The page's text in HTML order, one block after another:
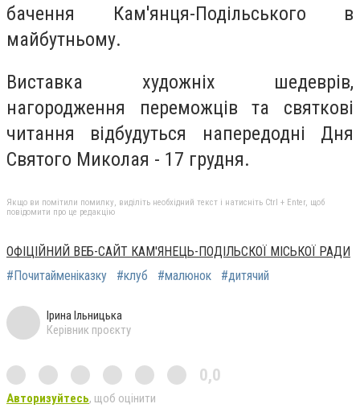
бачeння Кам'янця-Подільського в
майбутньому.
Виставка художніх шедеврів,
нагородження переможців та святкові
читання відбудуться напередодні Дня
Святого Миколая - 17 грудня.
Якщо ви помітили помилку, виділіть необхідний текст і натисніть Ctrl + Enter, щоб
повідомити про це редакцію
ОФІЦІЙНИЙ ВЕБ-САЙТ КАМ'ЯНЕЦЬ-ПОДІЛЬСКОЇ МІСЬКОЇ РАДИ
#Почитайменіказку
#клуб #малюнок #дитячий
Ірина Ільницька
Керівник проєкту
0,0
Авторизуйтесь, щоб оцінити